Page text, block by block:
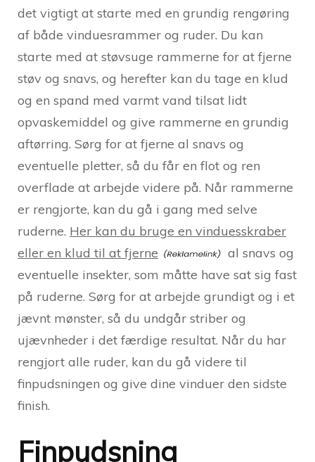
det vigtigt at starte med en grundig rengøring
af både vinduesrammer og ruder. Du kan
starte med at støvsuge rammerne for at fjerne
støv og snavs, og herefter kan du tage en klud
og en spand med varmt vand tilsat lidt
opvaskemiddel og give rammerne en grundig
aftørring. Sørg for at fjerne al snavs og
eventuelle pletter, så du får en flot og ren
overflade at arbejde videre på. Når rammerne
er rengjorte, kan du gå i gang med selve
ruderne. Her kan du bruge en vinduesskraber
eller en klud til at fjerne
al snavs og
eventuelle insekter, som måtte have sat sig fast
på ruderne. Sørg for at arbejde grundigt og i et
jævnt mønster, så du undgår striber og
ujævnheder i det færdige resultat. Når du har
rengjort alle ruder, kan du gå videre til
finpudsningen og give dine vinduer den sidste
finish.
Finpudsning